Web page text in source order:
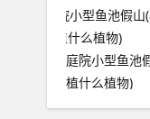
庭院小型鱼池
植什么植物)